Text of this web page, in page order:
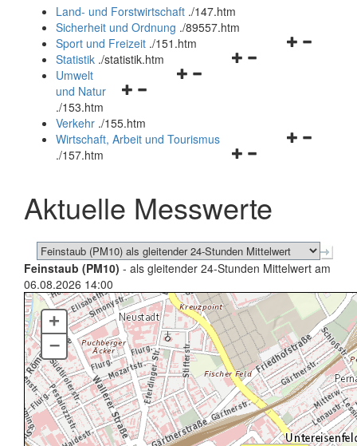
und
schließen
Land- und Forstwirtschaft ./147.htm
Sicherheit und Ordnung ./89557.htm
Navigationsmenü
Sport und Freizeit ./151.htm
Navigationsmenü
Statistik ./statistik.htm
Navigationsmenü
und
schließen
Umwelt
und Natur
./153.htm
Verkehr ./155.htm
Navigationsmenü
schließen
Wirtschaft, Arbeit und Tourismus
./157.htm
Aktuelle Messwerte
Feinstaub (PM10) - als gleitender 24-Stunden Mittelwert am
06.08.2026 14:00
+
–